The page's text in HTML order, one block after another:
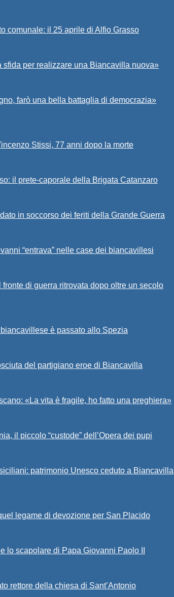
comunale: il 25 aprile di Alfio Grasso
sfida per realizzare una Biancavilla nuova»
farò una bella battaglia di democrazia»
Stissi, 77 anni dopo la morte
il prete-caporale della Brigata Catanzaro
in soccorso dei feriti della Grande Guerra
“entrava” nelle case dei biancavillesi
di guerra ritrovata dopo oltre un secolo
è passato allo Spezia
del partigiano eroe di Biancavilla
«La vita è fragile, ho fatto una preghiera»
il piccolo “custode” dell’Opera dei pupi
patrimonio Unesco ceduto a Biancavilla
legame di devozione per San Placido
lo scapolare di Papa Giovanni Paolo II
rettore della chiesa di Sant’Antonio